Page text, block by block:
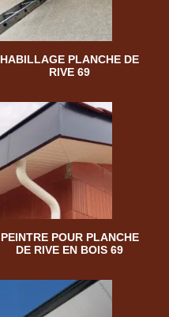
HABILLAGE PLANCHE DE
RIVE 69
PEINTRE POUR PLANCHE
DE RIVE EN BOIS 69